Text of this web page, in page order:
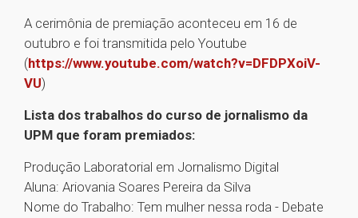
A cerimônia de premiação aconteceu em 16 de
outubro e foi transmitida pelo Youtube
(https://www.youtube.com/watch?v=DFDPXoiV-
VU)
Lista dos trabalhos do curso de jornalismo da
UPM que foram premiados:
Produção Laboratorial em Jornalismo Digital
Aluna: Ariovania Soares Pereira da Silva
Nome do Trabalho: Tem mulher nessa roda - Debate